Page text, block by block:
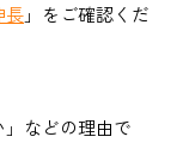
長」をご確認くだ
などの理由で